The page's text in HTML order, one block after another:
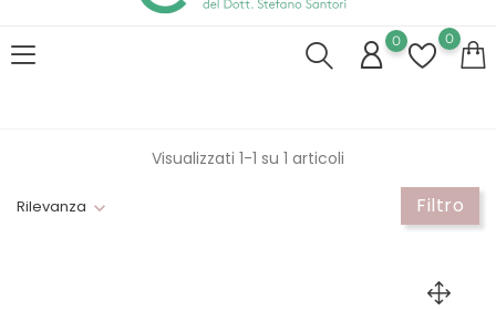
0 0
Rilevanza Filtro
Visualizzati 1-1 su 1 articoli